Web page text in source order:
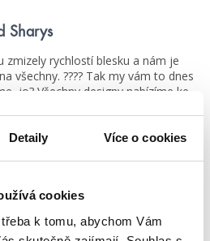
Detaily Více o cookies
cookies
k tomu, abychom Vám
Sharys
zmizely rychlostí blesku a nám je
všechny. ???? Tak my vám to dnes
jo? Všechny designy nabízíme ke